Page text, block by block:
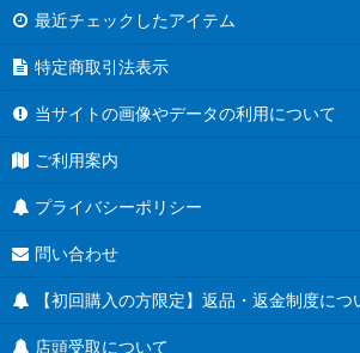
最近チェックしたアイテム
特定商取引法表示
当サイトの画像やデータの利用について
ご利用案内
プライバシーポリシー
問い合わせ
【初回購入の方限定】返品・返金制度につ
店頭受取について